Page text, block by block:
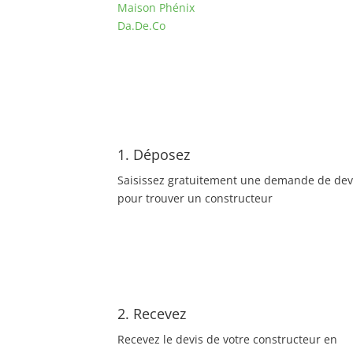
Maison Phénix
Da.De.Co
1. Déposez
Saisissez gratuitement une demande de
pour trouver un constructeur
2. Recevez
Recevez le devis de votre constructeur en